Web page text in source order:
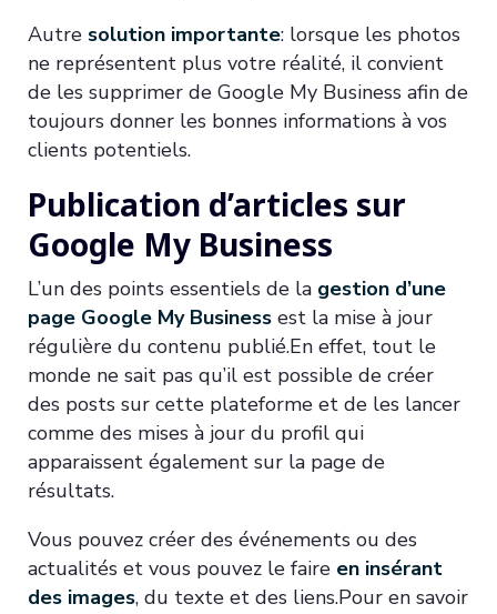
Autre solution importante: lorsque les photos
ne représentent plus votre réalité, il convient
de les supprimer de Google My Business afin de
toujours donner les bonnes informations à vos
clients potentiels.
Publication d’articles sur
Google My Business
L’un des points essentiels de la gestion d’une
page Google My Business est la mise à jour
régulière du contenu publié.En effet, tout le
monde ne sait pas qu’il est possible de créer
des posts sur cette plateforme et de les lancer
comme des mises à jour du profil qui
apparaissent également sur la page de
résultats.
Vous pouvez créer des événements ou des
actualités et vous pouvez le faire en insérant
des images, du texte et des liens.Pour en savoir